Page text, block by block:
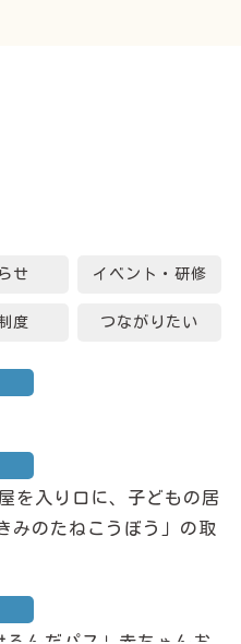
せ イベント・研修
度 つながりたい
を入り口に、子どもの居
みのたねこうぼう」の取